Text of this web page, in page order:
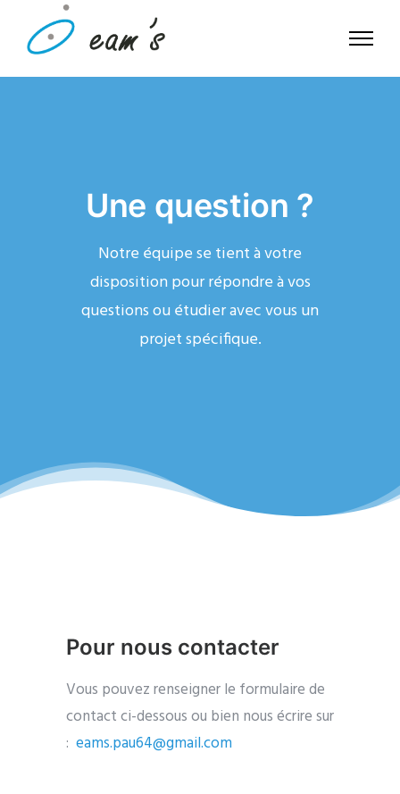
Une question ?
Notre équipe se tient à votre
disposition pour répondre à vos
questions ou étudier avec vous un
projet spécifique.
Pour nous contacter
Vous pouvez renseigner le formulaire de
contact ci-dessous ou bien nous écrire sur
: eams.pau64@gmail.com